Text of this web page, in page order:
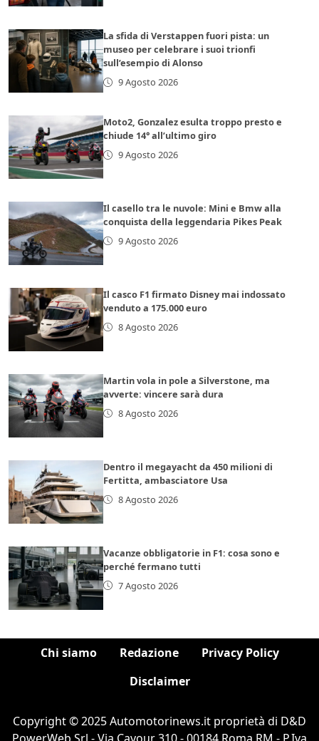
La sfida di Verstappen fuori pista: un
museo per celebrare i suoi trionfi
sull’esempio di Alonso
9 Agosto 2026
Moto2, Gonzalez esulta troppo presto e
chiude 14° all’ultimo giro
9 Agosto 2026
Il casello tra le nuvole: Mini e Bmw alla
conquista della leggendaria Pikes Peak
9 Agosto 2026
Il casco F1 firmato Disney mai indossato
venduto a 175.000 euro
8 Agosto 2026
Martin vola in pole a Silverstone, ma
avverte: vincere sarà dura
8 Agosto 2026
Dentro il megayacht da 450 milioni di
Fertitta, ambasciatore Usa
8 Agosto 2026
Vacanze obbligatorie in F1: cosa sono e
perché fermano tutti
7 Agosto 2026
Chi siamo Redazione
Privacy Policy
Disclaimer
Copyright © 2025 Automotorinews.it proprietà di D&D